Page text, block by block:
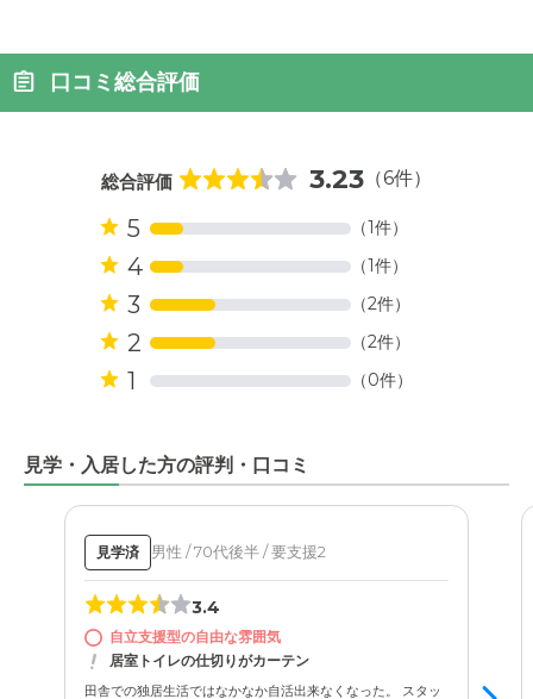
口コミ総合評価
総合評価 3.23 （6件）
5 （1件）
4 （1件）
3 （2件）
2 （2件）
1 （0件）
見学・入居した方の評判・口コミ
見学済 男性 / 70代後半 / 要支援2
3.4
自立支援型の自由な雰囲気
居室トイレの仕切りがカーテン
田舎での独居生活ではなかなか自活出来なくなった。 スタッ